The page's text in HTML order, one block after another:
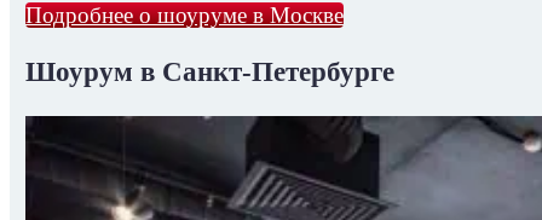
Подробнее о шоуруме в Москве
Шоурум в Санкт-Петербурге